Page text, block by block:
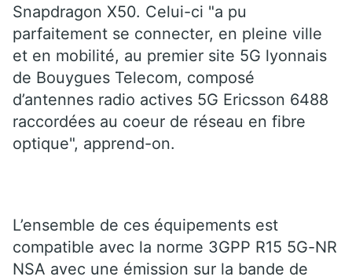
Snapdragon X50. Celui-ci "a pu
parfaitement se connecter, en pleine ville
et en mobilité, au premier site 5G lyonnais
de Bouygues Telecom, composé
d’antennes radio actives 5G Ericsson 6488
raccordées au coeur de réseau en fibre
optique", apprend-on.
L’ensemble de ces équipements est
compatible avec la norme 3GPP R15 5G-NR
NSA avec une émission sur la bande de